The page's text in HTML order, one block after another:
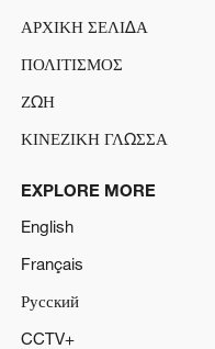
ΑΡΧΙΚΗ ΣΕΛΙΔΑ
ΠΟΛΙΤΙΣΜΟΣ
ΖΩΗ
ΚΙΝΕΖΙΚΗ ΓΛΩΣΣΑ
EXPLORE MORE
English
Français
Русский
CCTV+